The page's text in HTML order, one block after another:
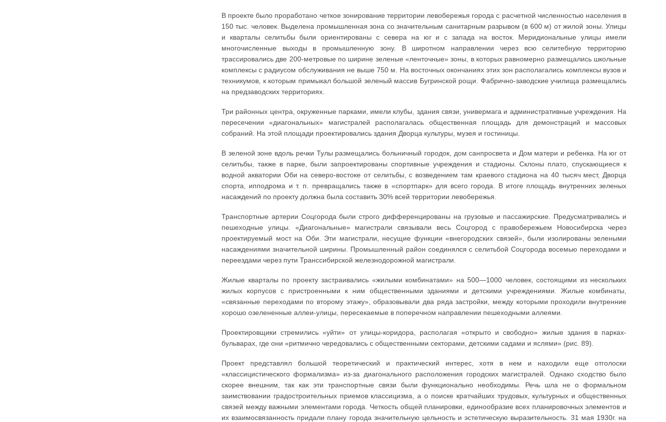
В проекте было проработано четкое зонирование территории левобережья города с расчетной численностью населения в
150 тыс. человек. Выделена промышленная зона со значительным санитарным разрывом (в 600 м) от жилой зоны. Улицы
и кварталы селитьбы были ориентированы с севера на юг и с запада на восток. Меридиональные улицы имели
многочисленные выходы в промышленную зону. В широтном направлении через всю селитебную территорию
трассировались две 200-метровые по ширине зеленые «ленточные» зоны, в которых равномерно размещались школьные
комплексы с радиусом обслуживания не выше 750 м. На восточных окончаниях этих зон располагались комплексы вузов и
техникумов, к которым примыкал большой зеленый массив Бугринской рощи. Фабрично-заводские училища размещались
на предзаводских территориях.
Три районных центра, окруженные парками, имели клубы, здания связи, универмага и административные учреждения. На
пересечении «диагональных» магистралей располагалась общественная площадь для демонстраций и массовых
собраний. На этой площади проектировались здания Дворца культуры, музея и гостиницы.
В зеленой зоне вдоль речки Тулы размещались больничный городок, дом санпросвета и Дом матери и ребенка. На юг от
селитьбы, также в парке, были запроектированы спортивные учреждения и стадионы. Склоны плато, спускающиеся к
водной акватории Оби на северо-востоке от селитьбы, с возведением там краевого стадиона на 40 тысяч мест, Дворца
спорта, ипподрома и т. п. превращались также в «спортпарк» для всего города. В итоге площадь внутренних зеленых
насаждений по проекту должна была составить 30% всей территории левобережья.
Транспортные артерии Соцгорода были строго дифференцированы на грузовые и пассажирские. Предусматривались и
пешеходные улицы. «Диагональные» магистрали связывали весь Соцгород с правобережьем Новосибирска через
проектируемый мост на Оби. Эти магистрали, несущие функции «внегородских связей», были изолированы зелеными
насаждениями значительной ширины. Промышленный район соединялся с селитьбой Соцгорода восемью переходами и
переездами через пути Транссибирской железнодорожной магистрали.
Жилые кварталы по проекту застраивались «жилыми комбинатами» на 500—1000 человек, состоящими из нескольких
жилых корпусов с пристроенными к ним общественными зданиями и детскими учреждениями. Жилые комбинаты,
«связанные переходами по второму этажу», образовывали два ряда застройки, между которыми проходили внутренние
хорошо озелененные аллеи-улицы, пересекаемые в поперечном направлении пешеходными аллеями.
Проектировщики стремились «уйти» от улицы-коридора, располагая «открыто и свободно» жилые здания в парках-
бульварах, где они «ритмично чередовались с общественными секторами, детскими садами и яслями» (рис. 89).
Проект представлял большой теоретический и практический интерес, хотя в нем и находили еще отголоски
«классицистического формализма» из-за диагонального расположения городских магистралей. Однако сходство было
скорее внешним, так как эти транспортные связи были функционально необходимы. Речь шла не о формальном
заимствовании градостроительных приемов классицизма, а о поиске кратчайших трудовых, культурных и общественных
связей между важными элементами города. Четкость общей планировки, единообразие всех планировочных элементов и
их взаимосвязанность придали плану города значительную цельность и эстетическую выразительность. 31 мая 1930г. на